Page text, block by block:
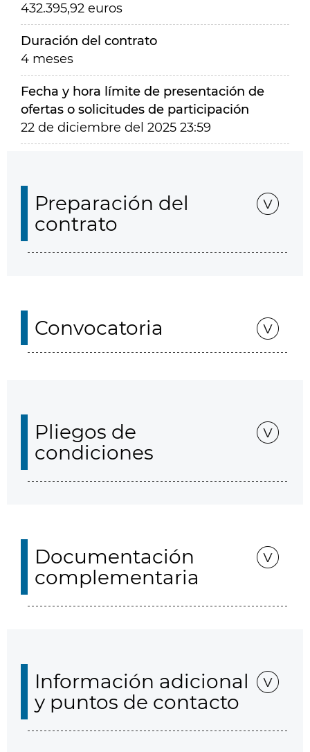
432.395,92 euros
Duración del contrato
4 meses
Fecha y hora límite de presentación de
ofertas o solicitudes de participación
22 de diciembre del 2025 23:59
Preparación del
contrato
Convocatoria
Pliegos de
condiciones
Documentación
complementaria
Información adicional
y puntos de contacto